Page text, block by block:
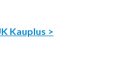
Kauplus >